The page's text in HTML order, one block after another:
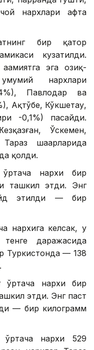
нархлари ҳафта
бир қатор
кузатилди.
эга озиқ-
нархлари
Павлодар ва
Ақтўбе, Кўкшетау,
-0,1%) пасайди.
Ўскемен,
шаҳарларида
қолди.
ўртача нархи бир
ташкил этди. Энг
этилди — бир
нархига келсак, у
даражасида
Туркистонда — 138
ўртача нархи бир
этди. Энг паст
— бир килограмм
ўртача нархи 529